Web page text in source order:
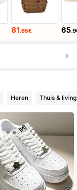
81.65€ 65
Heren Thuis & living